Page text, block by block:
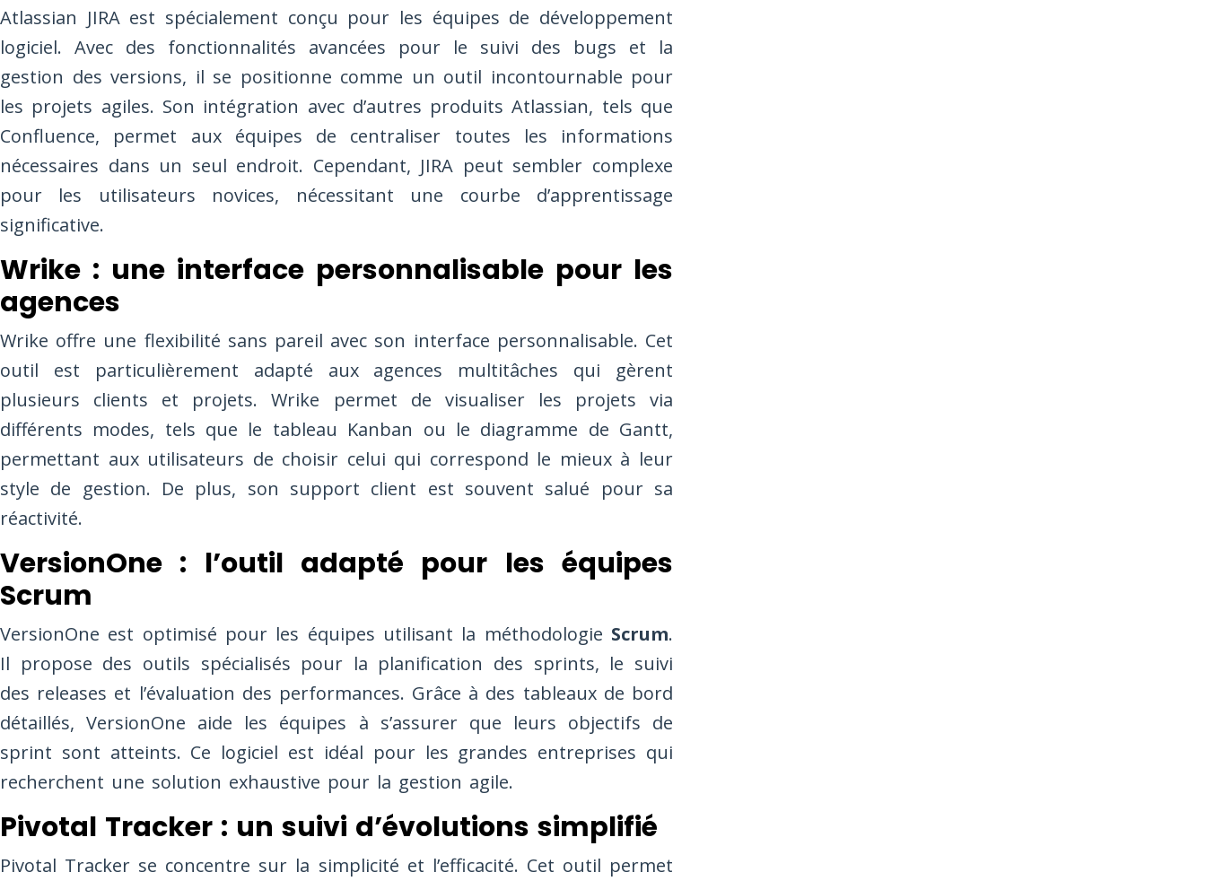
Atlassian JIRA est spécialement conçu pour les équipes de développement
logiciel. Avec des fonctionnalités avancées pour le suivi des bugs et la
gestion des versions, il se positionne comme un outil incontournable pour
les projets agiles. Son intégration avec d’autres produits Atlassian, tels que
Confluence, permet aux équipes de centraliser toutes les informations
nécessaires dans un seul endroit. Cependant, JIRA peut sembler complexe
pour les utilisateurs novices, nécessitant une courbe d’apprentissage
significative.
Wrike : une interface personnalisable pour les
agences
Wrike offre une flexibilité sans pareil avec son interface personnalisable. Cet
outil est particulièrement adapté aux agences multitâches qui gèrent
plusieurs clients et projets. Wrike permet de visualiser les projets via
différents modes, tels que le tableau Kanban ou le diagramme de Gantt,
permettant aux utilisateurs de choisir celui qui correspond le mieux à leur
style de gestion. De plus, son support client est souvent salué pour sa
réactivité.
VersionOne : l’outil adapté pour les équipes
Scrum
VersionOne est optimisé pour les équipes utilisant la méthodologie Scrum.
Il propose des outils spécialisés pour la planification des sprints, le suivi
des releases et l’évaluation des performances. Grâce à des tableaux de bord
détaillés, VersionOne aide les équipes à s’assurer que leurs objectifs de
sprint sont atteints. Ce logiciel est idéal pour les grandes entreprises qui
recherchent une solution exhaustive pour la gestion agile.
Pivotal Tracker : un suivi d’évolutions simplifié
Pivotal Tracker se concentre sur la simplicité et l’efficacité. Cet outil permet